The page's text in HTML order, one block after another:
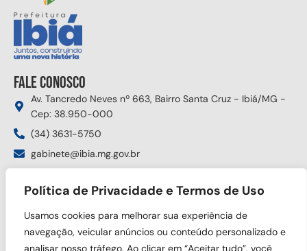
Política de Privacidade e Termos de Uso
Usamos cookies para melhorar sua experiência de
navegação, veicular anúncios ou conteúdo personalizado e
analisar nosso tráfego. Ao clicar em “Aceitar tudo”, você
Fale conosco
Av. Tancredo Neves nº 663, Bairro Santa Cruz - Ibiá/MG -
Cep: 38.950-000
(34) 3631-5750
gabinete@ibia.mg.gov.br